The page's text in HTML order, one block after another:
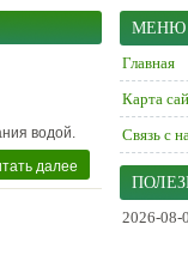
водой.
далее
МЕНЮ
Главная
Карта
Связь с
2026-08-